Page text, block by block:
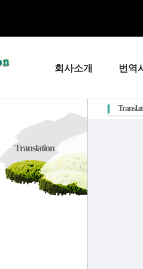
회사소개 번역
Translation